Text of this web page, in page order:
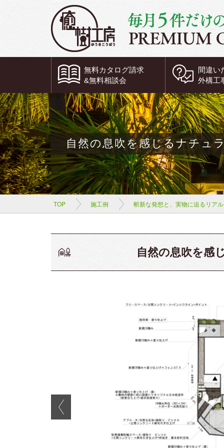
無料カタログ請求
&無料相談会
間違い
外構工
自然の息吹を感じるナチュ
TOP 施工例 斬新な発想と、実物に迫るリア
自然の息吹を感